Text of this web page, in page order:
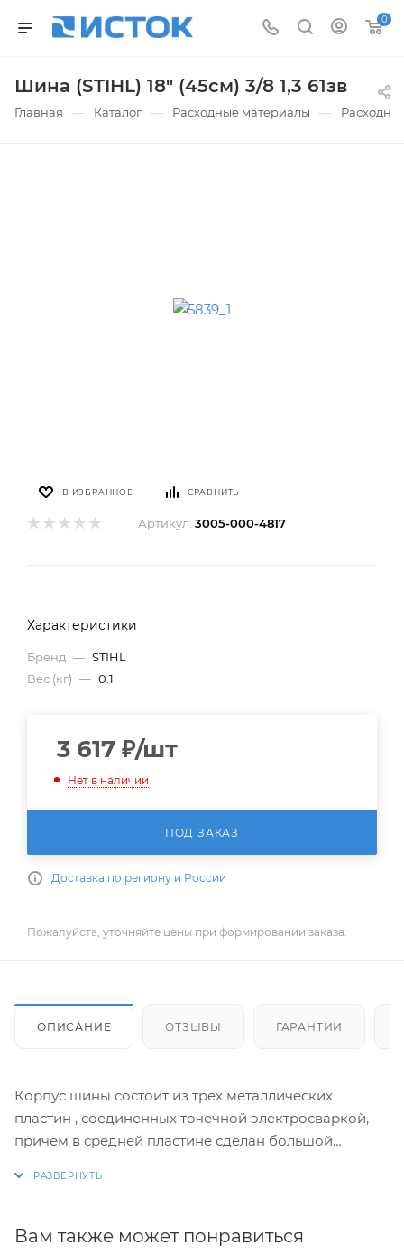
0
Шина (STIHL) 18" (45см) 3/8 1,3 61зв
Главная — Каталог — Расходные материалы —
В ИЗБРАННОЕ СРАВНИТЬ
Артикул: 3005-000-4817
Характеристики
Бренд — STIHL
Вес (кг) — 0.1
3 617 ₽/шт
Нет в наличии
ПОД ЗАКАЗ
Доставка по региону и России
Пожалуйста, уточняйте цены при формировании заказа.
ОПИСАНИЕ ОТЗЫВЫ ГАРАНТИИ
Корпус шины состоит из трех металлических
пластин , соединенных точечной электросваркой,
причем в средней пластине сделан большой
качество смазки и увеличение срока службы цепей.
Вам также может понравиться